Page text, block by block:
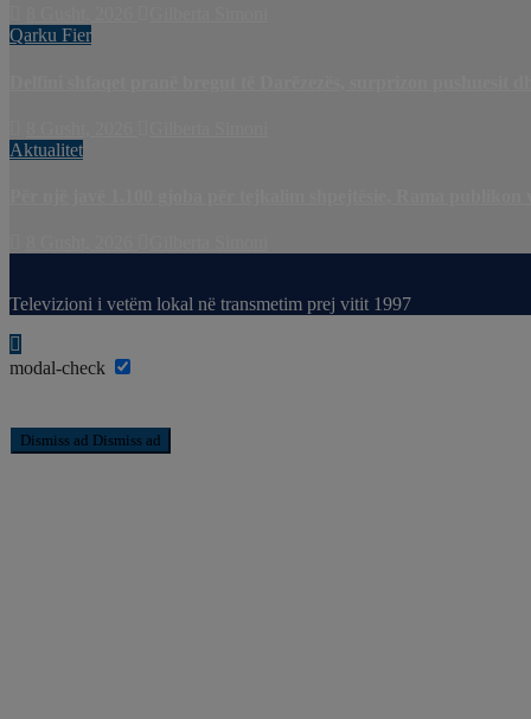
Qarku Fier
Aktualitet
Televizioni i vetëm lokal në transmetim prej vitit 1997
modal-check
Dismiss ad Dismiss ad